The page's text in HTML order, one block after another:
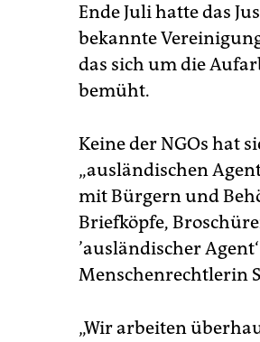
Ende Juli hatte das
bekannte
das sich um die
bemüht.
Keine der NGOs hat
„ausländischen
mit Bürgern und
Briefköpfe,
’ausländischer
Menschenrechtlerin
„Wir arbeiten